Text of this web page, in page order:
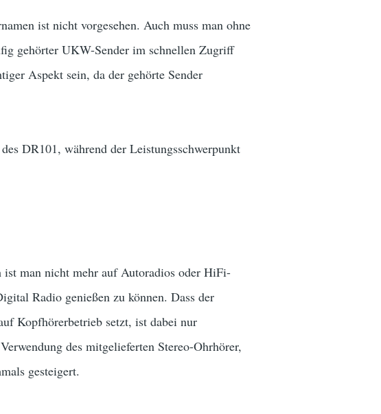
ist nicht vorgesehen. Auch muss man ohne
gehörter UKW-Sender im schnellen Zugriff
Aspekt sein, da der gehörte Sender
DR101, während der Leistungsschwerpunkt
man nicht mehr auf Autoradios oder HiFi-
Radio genießen zu können. Dass der
Kopfhörerbetrieb setzt, ist dabei nur
des mitgelieferten Stereo-Ohrhörer,
gesteigert.